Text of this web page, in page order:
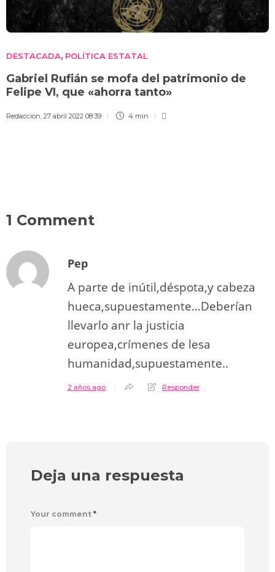
DESTACADA, POLÍTICA ESTATAL
Gabriel Rufián se mofa del patrimonio de
Felipe VI, que «ahorra tanto»
Redaccion, 27 abril 2022 08:39 4 min
1 Comment
Pep
A parte de inútil,déspota,y cabeza
hueca,supuestamente…Deberían
llevarlo anr la justicia
europea,crímenes de lesa
humanidad,supuestamente..
2 años ago Responder
Deja una respuesta
Your comment *